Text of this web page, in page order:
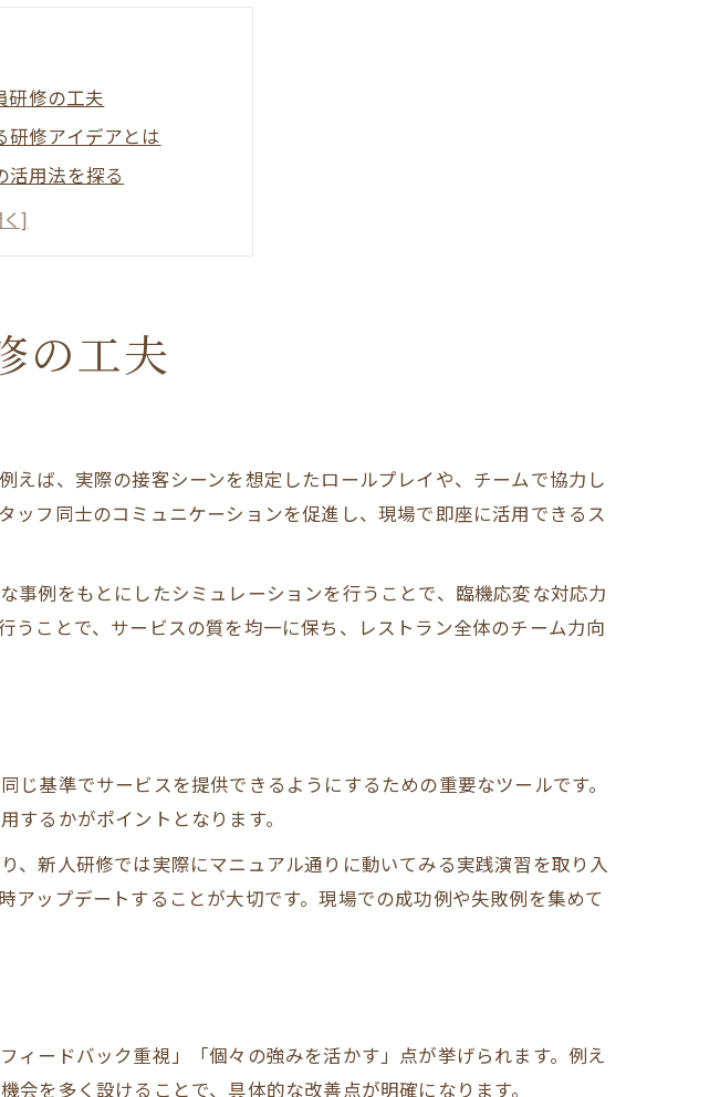
研修の工夫
研修アイデアとは
活用法を探る
ン社員研修の特徴
の実践ポイント
の実践知
力向上研修の工夫
修内容の選定法
マニュアルの使い方
容を選ぶ判断軸
見極め方
する新しい方法
研修マニュアルの工夫
接客力を伸ばす手法
ル活用のポイント
ュアルの連動術
力向上に効く理由
の工夫
ば、実際の接客シーンを想定したロールプレイや、チームで協力し
フ同士のコミュニケーションを促進し、現場で即座に活用できるス
事例をもとにしたシミュレーションを行うことで、臨機応変な対応力
ことで、サービスの質を均一に保ち、レストラン全体のチーム力向
基準でサービスを提供できるようにするための重要なツールです。
するかがポイントとなります。
新人研修では実際にマニュアル通りに動いてみる実践演習を取り入
ップデートすることが大切です。現場での成功例や失敗例を集めて
ードバック重視」「個々の強みを活かす」点が挙げられます。例え
を多く設けることで、具体的な改善点が明確になります。